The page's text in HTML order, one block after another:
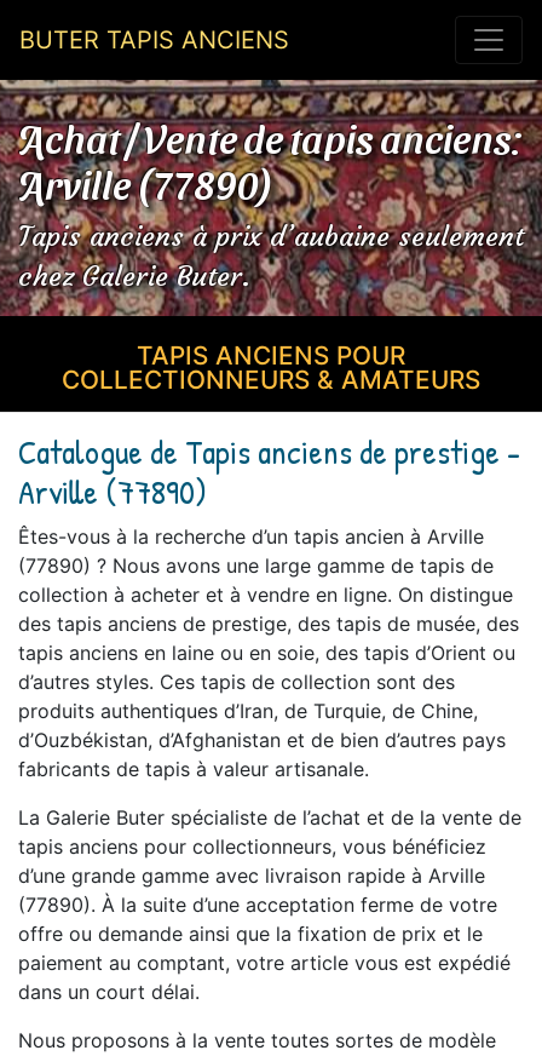
BUTER TAPIS ANCIENS
Achat / Vente de tapis anciens:
Arville (77890)
Tapis anciens à prix d’aubaine seulement
chez Galerie Buter.
TAPIS ANCIENS POUR
COLLECTIONNEURS & AMATEURS
Catalogue de Tapis anciens de prestige -
Arville (77890)
Êtes-vous à la recherche d’un tapis ancien à Arville
(77890) ? Nous avons une large gamme de tapis de
collection à acheter et à vendre en ligne. On distingue
des tapis anciens de prestige, des tapis de musée, des
tapis anciens en laine ou en soie, des tapis d’Orient ou
d’autres styles. Ces tapis de collection sont des
produits authentiques d’Iran, de Turquie, de Chine,
d’Ouzbékistan, d’Afghanistan et de bien d’autres pays
fabricants de tapis à valeur artisanale.
La Galerie Buter spécialiste de l’achat et de la vente de
tapis anciens pour collectionneurs, vous bénéficiez
d’une grande gamme avec livraison rapide à Arville
(77890). À la suite d’une acceptation ferme de votre
offre ou demande ainsi que la fixation de prix et le
paiement au comptant, votre article vous est expédié
dans un court délai.
Nous proposons à la vente toutes sortes de modèle